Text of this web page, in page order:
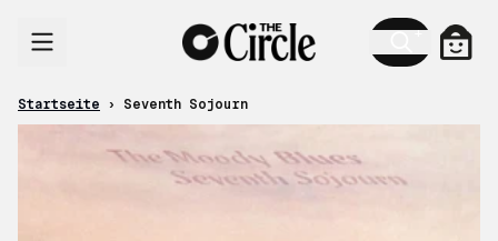
Startseite › Seventh Sojourn